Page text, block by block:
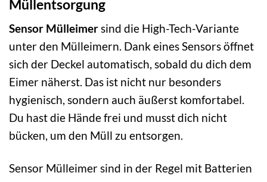
Müllentsorgung
Sensor Mülleimersind die High-Tech-Variante
unter den Mülleimern. Dank eines Sensors öffnet
sich der Deckel automatisch, sobald du dich dem
Eimer näherst. Das ist nicht nur besonders
hygienisch, sondern auch äußerst komfortabel.
Du hast die Hände frei und musst dich nicht
bücken, um den Müll zu entsorgen.
Sensor Mülleimer sind in der Regel mit Batterien